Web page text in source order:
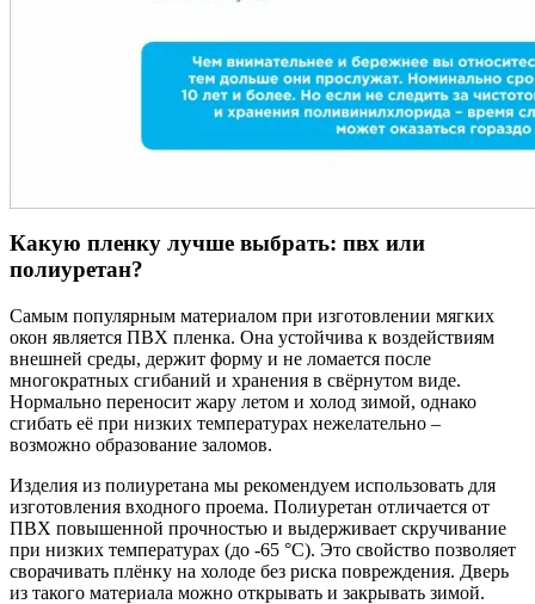
Какую пленку лучше выбрать: пвх или
полиуретан?
Самым популярным материалом при изготовлении мягких
окон является ПВХ пленка. Она устойчива к воздействиям
внешней среды, держит форму и не ломается после
многократных сгибаний и хранения в свёрнутом виде.
Нормально переносит жару летом и холод зимой, однако
сгибать её при низких температурах нежелательно –
возможно образование заломов.
Изделия из полиуретана мы рекомендуем использовать для
изготовления входного проема. Полиуретан отличается от
ПВХ повышенной прочностью и выдерживает скручивание
при низких температурах (до -65 °С). Это свойство позволяет
сворачивать плёнку на холоде без риска повреждения. Дверь
из такого материала можно открывать и закрывать зимой.